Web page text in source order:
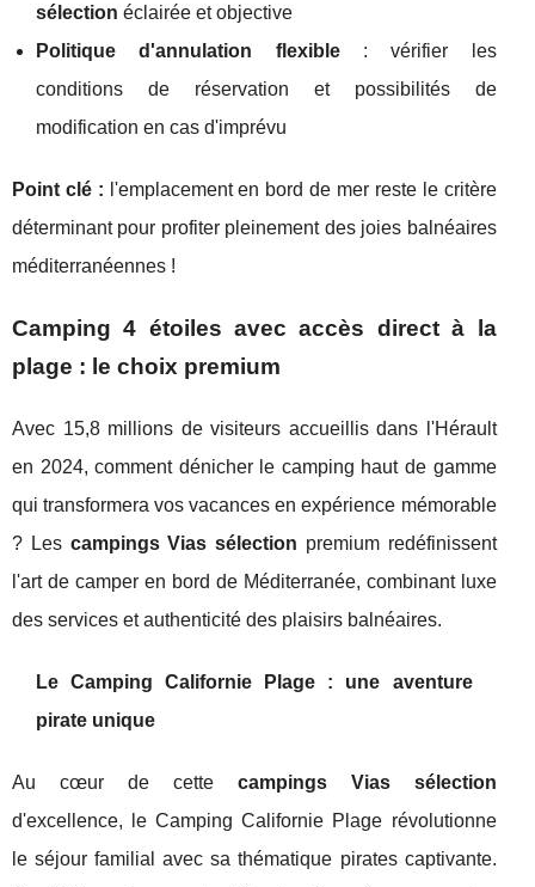
sélection éclairée et objective
Politique d'annulation flexible: vérifier les
conditions de réservation et possibilités de
modification en cas d'imprévu
Point clé : l'emplacement en bord de mer reste le critère
déterminant pour profiter pleinement des joies balnéaires
méditerranéennes !
Camping 4 étoiles avec accès direct à la
plage : le choix premium
Avec 15,8 millions de visiteurs accueillis dans l'Hérault
en 2024, comment dénicher le camping haut de gamme
qui transformera vos vacances en expérience mémorable
? Les campings Vias sélection premium redéfinissent
l'art de camper en bord de Méditerranée, combinant luxe
des services et authenticité des plaisirs balnéaires.
Le Camping Californie Plage : une aventure
pirate unique
Au cœur de cette campings Vias sélection
d'excellence, le Camping Californie Plage révolutionne
le séjour familial avec sa thématique pirates captivante.